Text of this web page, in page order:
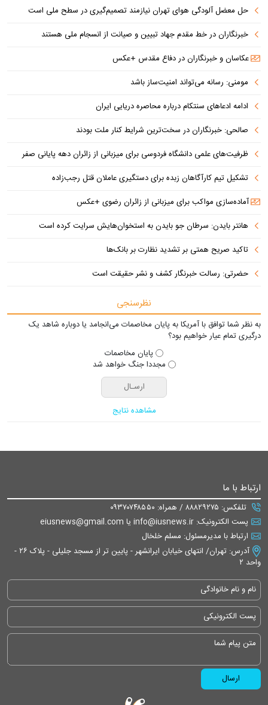
حل معضل آلودگی هوای تهران نیازمند تصمیم‌گیری در سطح ملی است
خبرنگاران در خط مقدم جهاد تبیین و صیانت از انسجام ملی هستند
عکاسان و خبرنگاران در دفاع مقدس +عکس
مومنی: رسانه می‌تواند امنیت‌ساز باشد
ادامه ادعاهای سنتکام درباره محاصره دریایی ایران
صالحی: خبرنگاران در سخت‌ترین شرایط کنار ملت بودند
ظرفیت‌های علمی دانشگاه فردوسی برای میزبانی از زائران دهه پایانی صفر
تشکیل تیم کارآگاهان زبده برای دستگیری عاملان قتل رجب‌زاده
آماده‌سازی مواکب برای میزبانی از زائران رضوی +عکس
هانتر بایدن: سرطان جو بایدن به استخوان‌هایش سرایت کرده است
تاکید صریح همتی بر تشدید نظارت بر بانک‌ها
حضرتی: رسالت خبرنگار کشف و نشر حقیقت است
نظرسنجی
به نظر شما توافق با آمریکا به پایان مخاصمات می‌انجامد یا دوباره شاهد یک
درگیری تمام عیار خواهیم بود؟
پایان مخاصمات
مجددا جنگ خواهد شد
مشاهده نتایج
ارتباط با ما
تلفکس: ۸۸۸۲۹۲۷۵ / همراه: ۰۹۳۷۰۷۴۸۵۵۰
پست الکترونیک: info@iusnews.ir یا eiusnews@gmail.com
ارتباط با مدیرمسئول: مسلم خلخال
آدرس: تهران/ انتهای خیابان ایرانشهر - پایین تر از مسجد جلیلی - پلاک ۲۶ -
واحد ۲